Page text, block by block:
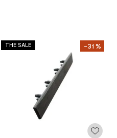
-31 %
THE SALE